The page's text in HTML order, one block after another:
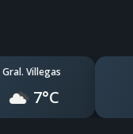
Gral. Villegas
7°C